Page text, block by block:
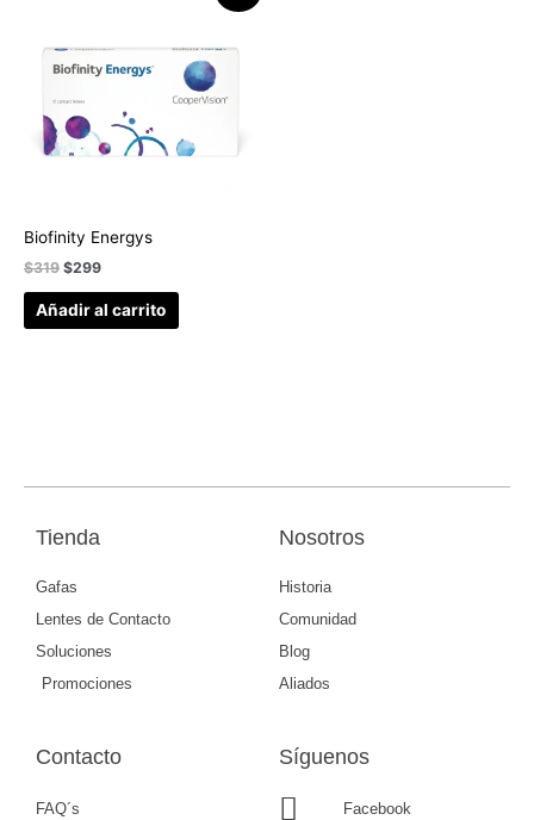
Biofinity Energys
$319
era:
$319.
$299
es:
$299.
Añadir al carrito
Tienda
Gafas
Lentes de Contacto
Soluciones
Promociones
Nosotros
Historia
Comunidad
Blog
Aliados
Contacto
FAQ´s
Síguenos
Facebook